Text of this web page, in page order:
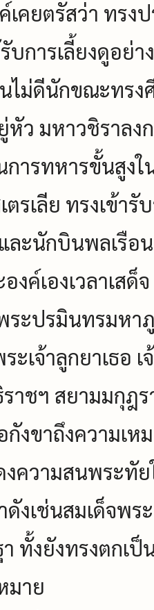
เคยตรัสว่า ทร
บการเลี้ยงดูอย่
นไม่ดีนักขณะทร
หัว มหาวชิราล
ารทหารขั้นสูง
รเลีย ทรงเข้า
ละนักบินพลเรือ
งค์เองเวลาเสด็
ะปรมินทรมหา
ะเจ้าลูกยาเธอ
าชฯ สยามมกุฎ
งขาถึงความเห
ความสนพระทั
งเช่นสมเด็จพ
ทั้งยังทรงตกเ
มาย